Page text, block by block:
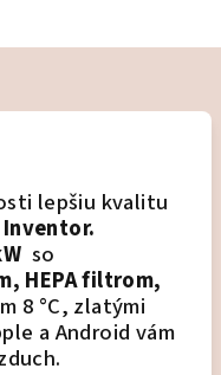
lepšiu kvalitu
so
HEPA filtrom,
8 °C, zlatými
a Android vám